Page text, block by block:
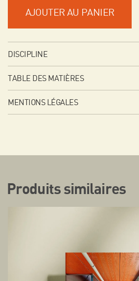
AJOUTER AU PANIER
DISCIPLINE
TABLE DES MATIÈRES
MENTIONS LÉGALES
Produits similaires